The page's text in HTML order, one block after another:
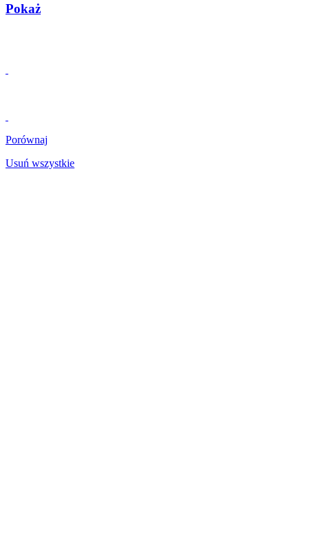
Pokaż
Porównaj
Usuń wszystkie